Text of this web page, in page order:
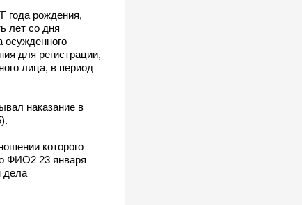
года рождения,
лет со дня
осужденного
для регистрации,
лица, в период
наказание в
которого
ФИО2 23 января
дела